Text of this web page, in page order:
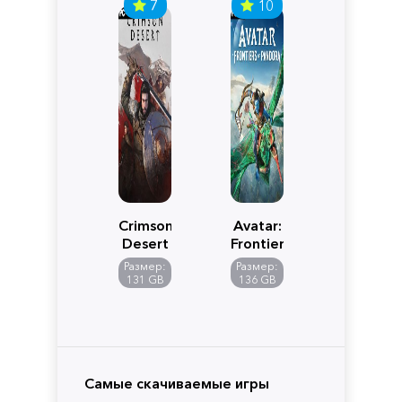
7
Crimson
Desert
Размер:
131 GB
10
Avatar:
Frontiers
of
Pandora
Размер:
136 GB
Самые скачиваемые игры